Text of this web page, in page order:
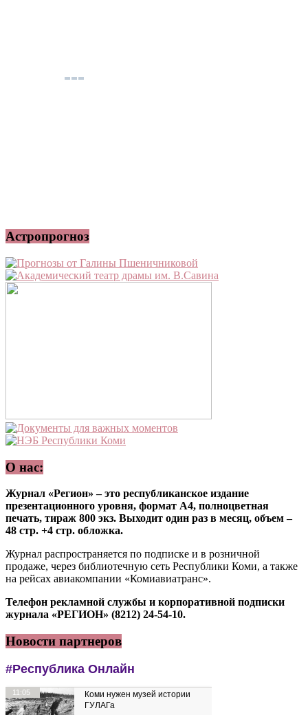
Астропрогноз
О нас:
Журнал «Регион» – это республиканское издание
презентационного уровня, формат А4, полноцветная
печать, тираж 800 экз. Выходит один раз в месяц, объем –
48 стр. +4 стр. обложка.
Журнал распространяется по подписке и в розничной
продаже, через библиотечную сеть Республики Коми, а также
на рейсах авиакомпании «Комиавиатранс».
Телефон рекламной службы и корпоративной подписки
журнала «РЕГИОН» (8212) 24-54-10.
Новости партнеров